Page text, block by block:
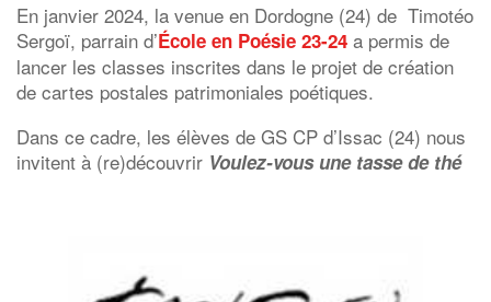
En janvier 2024, la venue en Dordogne (24) de Timotéo
Sergoï, parrain d’École en Poésie 23-24 a permis de
lancer les classes inscrites dans le projet de création
de cartes postales patrimoniales poétiques.
Dans ce cadre, les élèves de GS CP d’Issac (24) nous
invitent à (re)découvrir Voulez-vous une tasse de thé